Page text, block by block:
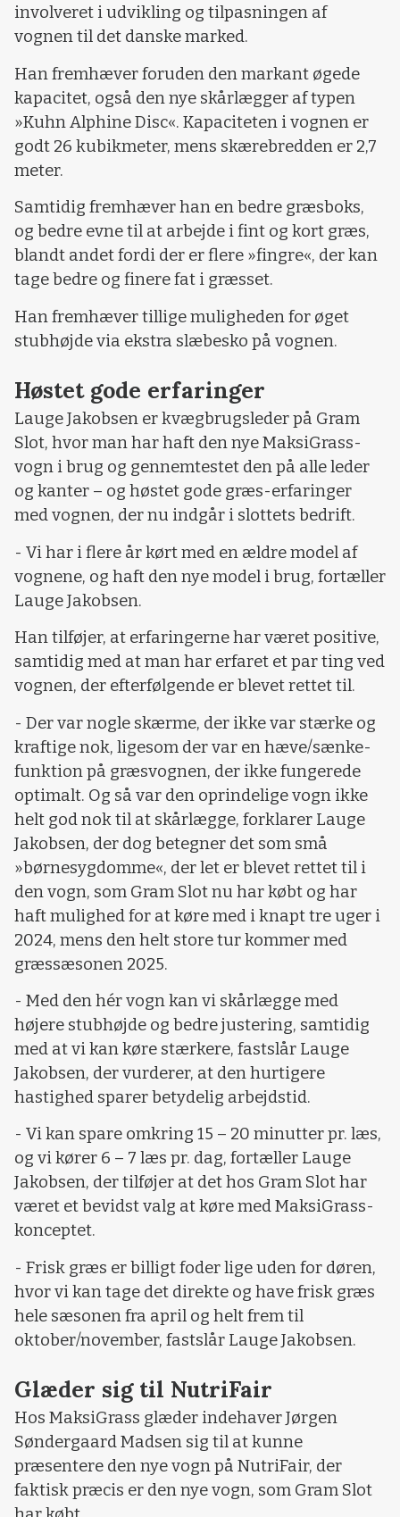
involveret i udvikling og tilpasningen af
vognen til det danske marked.
Han fremhæver foruden den markant øgede
kapacitet, også den nye skårlægger af typen
»Kuhn Alphine Disc«. Kapaciteten i vognen er
godt 26 kubikmeter, mens skærebredden er 2,7
meter.
Samtidig fremhæver han en bedre græsboks,
og bedre evne til at arbejde i fint og kort græs,
blandt andet fordi der er flere »fingre«, der kan
tage bedre og finere fat i græsset.
Han fremhæver tillige muligheden for øget
stubhøjde via ekstra slæbesko på vognen.
Høstet gode erfaringer
Lauge Jakobsen er kvægbrugsleder på Gram
Slot, hvor man har haft den nye MaksiGrass-
vogn i brug og gennemtestet den på alle leder
og kanter – og høstet gode græs-erfaringer
med vognen, der nu indgår i slottets bedrift.
- Vi har i flere år kørt med en ældre model af
vognene, og haft den nye model i brug, fortæller
Lauge Jakobsen.
Han tilføjer, at erfaringerne har været positive,
samtidig med at man har erfaret et par ting ved
vognen, der efterfølgende er blevet rettet til.
- Der var nogle skærme, der ikke var stærke og
kraftige nok, ligesom der var en hæve/sænke-
funktion på græsvognen, der ikke fungerede
optimalt. Og så var den oprindelige vogn ikke
helt god nok til at skårlægge, forklarer Lauge
Jakobsen, der dog betegner det som små
»børnesygdomme«, der let er blevet rettet til i
den vogn, som Gram Slot nu har købt og har
haft mulighed for at køre med i knapt tre uger i
2024, mens den helt store tur kommer med
græssæsonen 2025.
- Med den hér vogn kan vi skårlægge med
højere stubhøjde og bedre justering, samtidig
med at vi kan køre stærkere, fastslår Lauge
Jakobsen, der vurderer, at den hurtigere
hastighed sparer betydelig arbejdstid.
- Vi kan spare omkring 15 – 20 minutter pr. læs,
og vi kører 6 – 7 læs pr. dag, fortæller Lauge
Jakobsen, der tilføjer at det hos Gram Slot har
været et bevidst valg at køre med MaksiGrass-
konceptet.
- Frisk græs er billigt foder lige uden for døren,
hvor vi kan tage det direkte og have frisk græs
hele sæsonen fra april og helt frem til
oktober/november, fastslår Lauge Jakobsen.
Glæder sig til NutriFair
Hos MaksiGrass glæder indehaver Jørgen
Søndergaard Madsen sig til at kunne
præsentere den nye vogn på NutriFair, der
faktisk præcis er den nye vogn, som Gram Slot